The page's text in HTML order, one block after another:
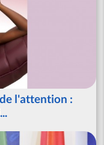
l'attention :